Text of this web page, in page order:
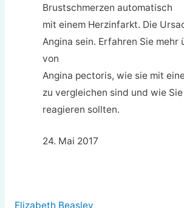
Brustschmerzen automatisch
mit einem Herzinfarkt. Die
Angina sein. Erfahren Sie mehr
von
Angina pectoris, wie sie mit
zu vergleichen sind und wie
reagieren sollten.
24. Mai 2017
Elizabeth Beasley